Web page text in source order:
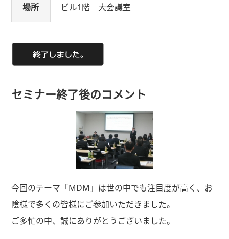
場所
ビル1階 大会議室
セミナー終了後のコメント
今回のテーマ「MDM」は世の中でも注目度が高く、お
陰様で多くの皆様にご参加いただきました。
ご多忙の中、誠にありがとうございました。